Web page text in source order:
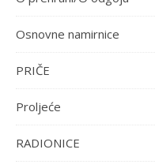
Osnovne namirnice
PRIČE
Proljeće
RADIONICE